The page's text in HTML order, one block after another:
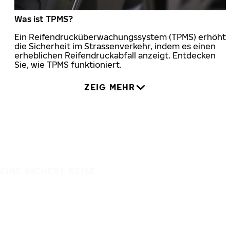
Was ist TPMS?
Ein Reifendrucküberwachungssystem (TPMS) erhöht
die Sicherheit im Strassenverkehr, indem es einen
erheblichen Reifendruckabfall anzeigt. Entdecken
Sie, wie TPMS funktioniert.
ZEIG MEHR